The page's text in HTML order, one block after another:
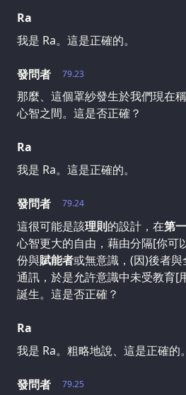
Ra
我是 Ra。這是正確的。
79.23
發問者
那麼、這個罩紗發生於我們現在
心智之間。這是否正確？
Ra
我是 Ra。這是正確的。
79.24
發問者
這很可能是該理則的設計，在第
心智更大的自由，藉由分隔[你可
份與賦能者或無意識，(因)後者
通訊，於是允許意識中未受教育[
誕生。這是否正確？
Ra
我是 Ra。粗略地說、這是正確的。
79.25
發問者